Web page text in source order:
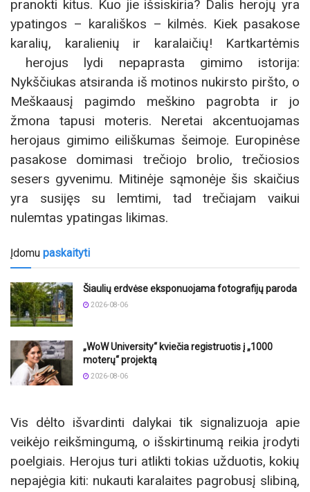
pranokti kitus. Kuo jie išsiskiria? Dalis herojų yra
ypatingos – karališkos – kilmės. Kiek pasakose
karalių, karalienių ir karalaičių! Kartkartėmis
herojus lydi nepaprasta gimimo istorija:
Nykščiukas atsiranda iš motinos nukirsto piršto, o
Meškaausį pagimdo meškino pagrobta ir jo
žmona tapusi moteris. Neretai akcentuojamas
herojaus gimimo eiliškumas šeimoje. Europinėse
pasakose domimasi trečiojo brolio, trečiosios
sesers gyvenimu. Mitinėje sąmonėje šis skaičius
yra susijęs su lemtimi, tad trečiajam vaikui
nulemtas ypatingas likimas.
Įdomu paskaityti
Šiaulių erdvėse eksponuojama fotografijų paroda
2026-08-06
„WoW University“ kviečia registruotis į „1000
moterų“ projektą
2026-08-06
Vis dėlto išvardinti dalykai tik signalizuoja apie
veikėjo reikšmingumą, o išskirtinumą reikia įrodyti
poelgiais. Herojus turi atlikti tokias užduotis, kokių
nepajėgia kiti: nukauti karalaites pagrobusį slibiną,